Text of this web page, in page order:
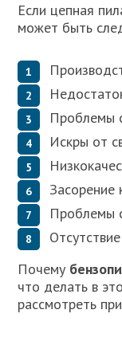
Если цепная
может быть
Проблемы
Искры от
Засорение
Проблемы
Почему
что делать в
рассмотреть